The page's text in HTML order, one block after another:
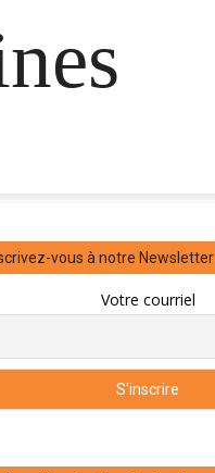
vous à notre Newsletter
Votre courriel